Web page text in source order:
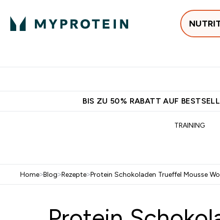
BIS ZU 50% RABATT AUF
TRAINING
Home>Blog>Rezepte>Protein Schokoladen Trueffel Mousse